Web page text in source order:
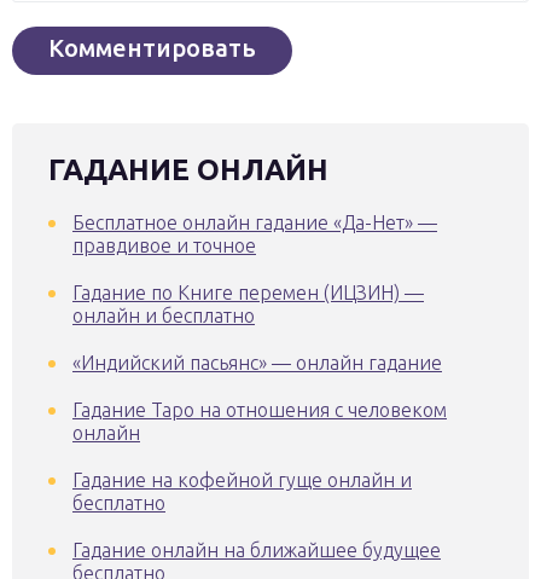
ГАДАНИЕ ОНЛАЙН
Бесплатное онлайн гадание «Да-Нет» —
правдивое и точное
Гадание по Книге перемен (ИЦЗИН) —
онлайн и бесплатно
«Индийский пасьянс» — онлайн гадание
Гадание Таро на отношения с человеком
онлайн
Гадание на кофейной гуще онлайн и
бесплатно
Гадание онлайн на ближайшее будущее
бесплатно